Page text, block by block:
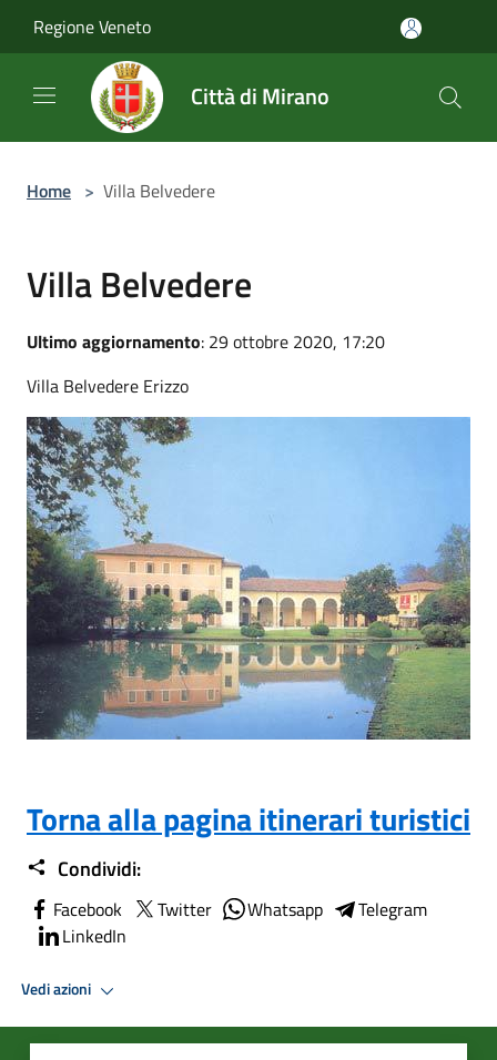
Regione Veneto
Città di Mirano
Home > Villa Belvedere
Villa Belvedere
Ultimo aggiornamento: 29 ottobre 2020, 17:20
Villa Belvedere Erizzo
Torna alla pagina itinerari turistici
Condividi:
Facebook Twitter Whatsapp
Telegram
LinkedIn
Vedi azioni